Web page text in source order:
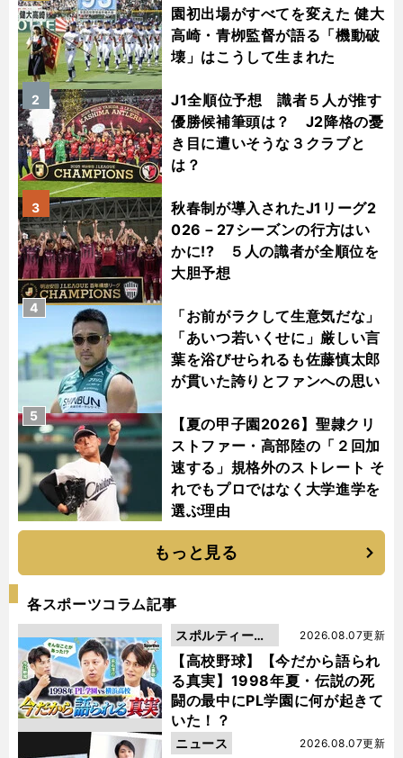
園初出場がすべてを変えた 健大
高崎・青栁監督が語る「機動破
壊」はこうして生まれた
J1全順位予想 識者５人が推す
優勝候補筆頭は？ J2降格の憂
き目に遭いそうな３クラブと
は？
2
秋春制が導入されたJ1リーグ2
026－27シーズンの行方はい
かに!? ５人の識者が全順位を
大胆予想
3
「お前がラクして生意気だな」
「あいつ若いくせに」厳しい言
葉を浴びせられるも佐藤慎太郎
が貫いた誇りとファンへの思い
4
【夏の甲子園2026】聖隷クリ
ストファー・高部陸の「２回加
速する」規格外のストレート そ
れでもプロではなく大学進学を
選ぶ理由
5
もっと見る
各スポーツコラム記事
【高校野球】【今だから語られ
る真実】1998年夏・伝説の死
闘の最中にPL学園に何が起きて
いた！？
2026.08.07更新
スポルティーバ
動画
2026.08.07更新
ニュース